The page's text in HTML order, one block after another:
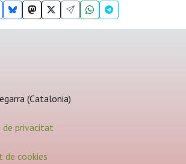
(Catalonia)
de privacitat
de cookies